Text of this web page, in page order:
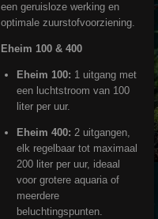
een geruisloze werking en
optimale zuurstofvoorziening.
Eheim 100 & 400
Eheim 100: 1 uitgang met
een luchtstroom van 100
liter per uur.
Eheim 400: 2 uitgangen,
elk regelbaar tot maximaal
200 liter per uur, ideaal
voor grotere aquaria of
meerdere
beluchtingspunten.